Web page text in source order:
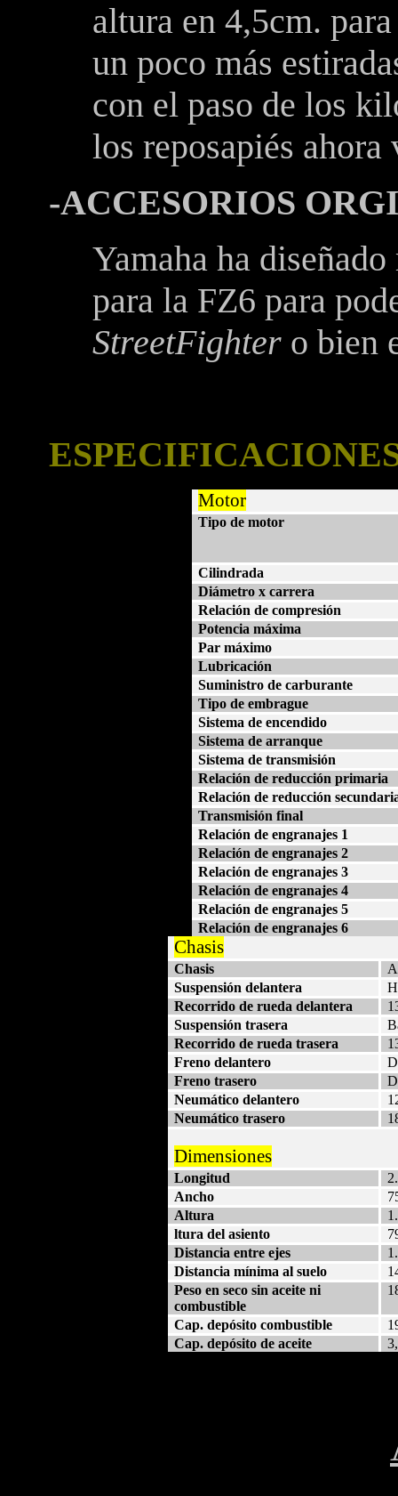
altura en 4,5cm.
un poco más
con el paso de los
los reposapiés
-ACCESORIOS
Yamaha ha
para la FZ6 para
StreetFighter o bien
Motor
Tipo de motor
Cilindrada
Diámetro x carrera
Relación de compresión
Potencia máxima
Par máximo
Lubricación
Suministro de carburante
Tipo de embrague
Sistema de encendido
Sistema de arranque
Sistema de transmisión
Relación de reducción primaria
Relación de reducción
Transmisión final
Relación de engranajes 1
Relación de engranajes 2
Relación de engranajes 3
Relación de engranajes 4
Relación de engranajes 5
Relación de engranajes 6
Chasis
Chasis
Suspensión delantera
Recorrido de rueda delantera
Suspensión trasera
Recorrido de rueda trasera
Freno delantero
Freno trasero
Neumático delantero
Neumático trasero
Dimensiones
Longitud
Ancho
Altura
ltura del asiento
Distancia entre ejes
Distancia mínima al suelo
Peso en seco sin aceite ni
combustible
Cap. depósito combustible
Cap. depósito de aceite